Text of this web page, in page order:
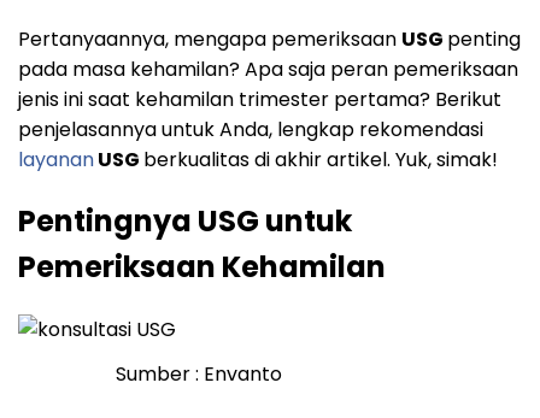
Pertanyaannya, mengapa pemeriksaan USG penting
pada masa kehamilan? Apa saja peran pemeriksaan
jenis ini saat kehamilan trimester pertama? Berikut
penjelasannya untuk Anda, lengkap rekomendasi
layananUSG berkualitas di akhir artikel. Yuk, simak!
Pentingnya USG untuk
Pemeriksaan Kehamilan
Sumber : Envanto